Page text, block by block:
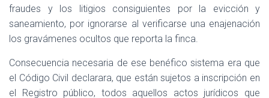
fraudes y los litigios consiguientes por la evicción y
saneamiento, por ignorarse al verificarse una enajenación
los gravámenes ocultos que reporta la finca.
Consecuencia necesaria de ese benéfico sistema era que
el Código Civil declarara, que están sujetos a inscripción en
el Registro público, todos aquellos actos jurídicos que